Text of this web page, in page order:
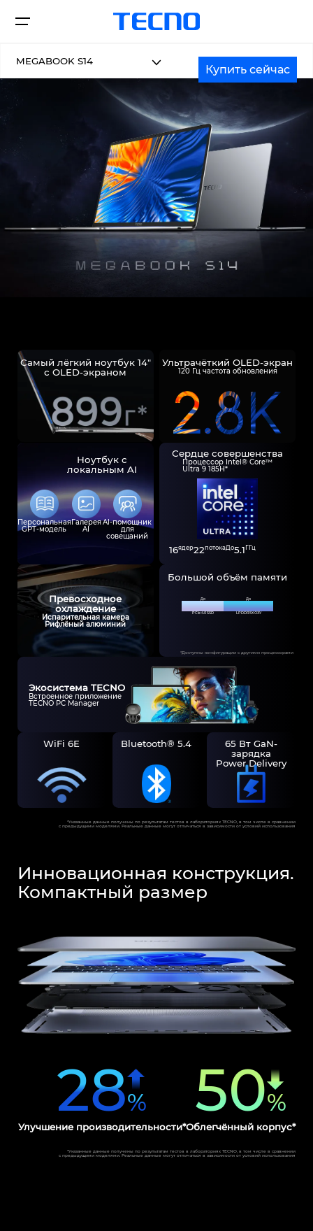
Смартфоны
PHANTOM CAMON
SPARK POVA
POP
MEGABOOK K серия MEGABOOK T серия
MEGABOOK S серия
Планшеты
Где купить
Что нового?
MEGABOOK S14
Купить сейчас
Самый лёгкий ноутбук 14"
с OLED-экраном
Ультрачёткий OLED-экран
120 Гц частота обновления
Ноутбук с
локальным AI
Персональная
GPT-модель
Галерея
AI
Al-помощник
для
совещаний
Сердце совершенства
Процессор Intel® Core™
Ultra 9 185H*
16ядер22потокаДо5.1 ГГц
Превосходное
охлаждение
Испарительная камера
Рифлёный алюминий
Большой объём памяти
До
2 ТБ*
PCle 4.0 SSD
До
32 ГБ*
LPDDR5X ОЗУ
*Доступны конфигурации с другими процессорами
Экосистема TECNO
Встроенное приложение
TECNO PC Manager
WiFi 6E Bluetooth® 5.4
65 Вт GaN-
зарядка
Power Delivery
*Указанные данные получены по результатам тестов в лабораториях TECNO, в том числе в сравнении
с предыдущими моделями. Реальные данные могут отличаться в зависимости от условий использования
Инновационная конструкция.
Компактный размер
28%
Улучшение производительности*
50%
Облегчённый корпус*
*Указанные данные получены по результатам тестов в лабораториях TECNO, в том числе в сравнении
с предыдущими моделями. Реальные данные могут отличаться в зависимости от условий использования